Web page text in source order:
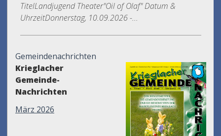
TitelLandjugend Theater"Oil of Olaf" Datum &
UhrzeitDonnerstag, 10.09.2026 -...
Gemeindenachrichten
Krieglacher
Gemeinde-
Nachrichten
März 2026